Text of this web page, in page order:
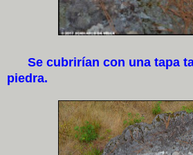
Se cubrirían con una tapa
piedra.